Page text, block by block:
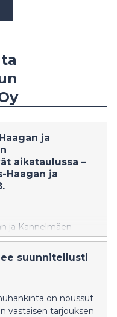
ja
aikataulussa –
Haagan ja
ja Kannelmäen
edenneet
palaa Pohjois-
suunnitellusti
on noussut
vastaisen tarjouksen